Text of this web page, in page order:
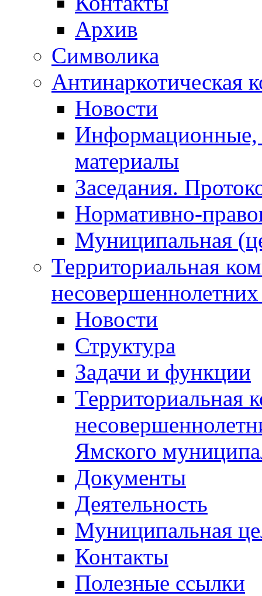
Архив
Символика
Антинаркотическая
Новости
Информационные,
материалы
Заседания.
Нормативно-
Муниципальная
Территориальная
Новости
Структура
Задачи и функции
Территориальная
Ямского
Документы
Деятельность
Муниципальная
Контакты
Полезные ссылки